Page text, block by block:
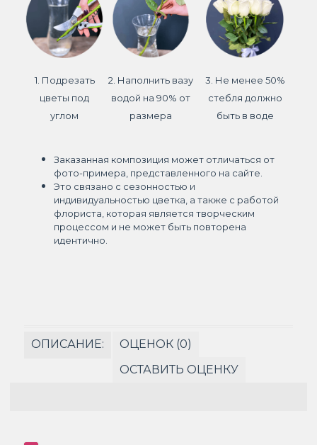
1. Подрезать
цветы под
углом
2. Наполнить вазу
водой на 90% от
размера
3. Не менее 50%
стебля должно
быть в воде
Заказанная композиция может отличаться от
фото-примера, представленного на сайте.
Это связано с сезонностью и
индивидуальностью цветка, а также с работой
флориста, которая является творческим
процессом и не может быть повторена
идентично.
ОПИСАНИЕ:
ОЦЕНОК (0)
ОСТАВИТЬ ОЦЕНКУ